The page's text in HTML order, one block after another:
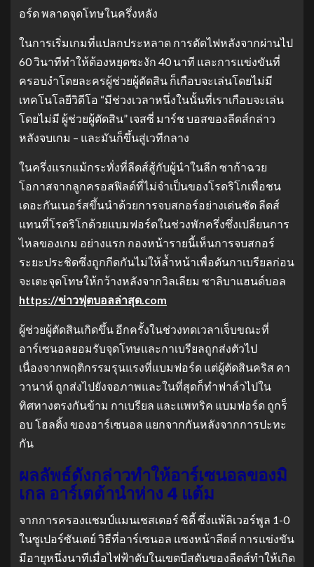
อร์ด พลาดจุดโทษในครึ่งหลัง
ในการเริ่มเกมที่แปลกประหลาด การตัดไฟหลังจากผ่านไป
60 วินาทีทำให้ต้องหยุดชะงัก 40 นาที และการแข่งขันที่
ครอบงำโดยละครผู้ช่วยผู้ตัดสิน ก็เกือบจะเล่นโดยไม่มี
เทคโนโลยีวิดีโอ “มีช่วงเวลาหนึ่งในนั้นที่เราเกือบจะเล่น
โดยไม่มี ผู้ช่วยผู้ตัดสิน” เจสซี่ มาร์ช บอสของลีดส์กล่าว
หลังจบเกม – และมันก็ขึ้นสู่เวทีกลาง
ในครึ่งแรกแม้กระทั่งที่ลีดส์สู้กับผู้นำในลีก ซาก้าฉวย
โอกาสจากลูกครอสฟิลด์ที่ไม่จำเป็นของโรดริโกเพื่อชน
เดอะกันเนอร์สขึ้นนำด้วยการจบสกอร์อย่างเด่นชัด ลีดส์
แทนที่โรดริโกด้วยแบมฟอร์ดในช่วงพักครึ่งซึ่งเปลี่ยนการ
ไหลของเกม อย่างแรก กองหน้ารายนี้เห็นการจบสกอร์
ระยะประชิดซึ่งถูกกีดกันไม่ให้ล้ำหน้าเพื่อดันกาเบรียลก่อน
จะเตะจุดโทษให้กว้างหลังจากวิลเลียม ซาลิบาแฮนด์บอล
https://ข่าวฟุตบอลล่าสุด.com
ผู้ช่วยผู้ตัดสินเกิดขึ้น อีกครั้งในช่วงทดเวลาเจ็บขณะที่
อาร์เซนอลยอมรับจุดโทษและกาเบรียลถูกส่งตัวไป
เนื่องจากพฤติกรรมรุนแรงที่แบมฟอร์ด แต่ผู้ตัดสินคริส คา
วานาห์ ถูกส่งไปยังจอภาพและในที่สุดก็ทำฟาล์วไปใน
ทิศทางตรงกันข้าม กาเบรียล และแพทริค แบมฟอร์ด ถูกร็
อบ โฮลดิ้ง ของอาร์เซนอล แยกจากกันหลังจากการปะทะ
กัน
ผลลัพธ์ดังกล่าวทำให้อาร์เซนอลของมิ
เกล อาร์เตต้านำห่าง 4 แต้ม
จากการครองแชมป์แมนเชสเตอร์ ซิตี้ ซึ่งแพ้ลิเวอร์พูล 1-0
ในซูเปอร์ซันเดย์ วิธีที่อาร์เซนอล แซงหน้าลีดส์ การแข่งขัน
มีอายุหนึ่งนาทีเมื่อไฟฟ้าดับในเขตบีสตันของลีดส์ทำให้เกิด